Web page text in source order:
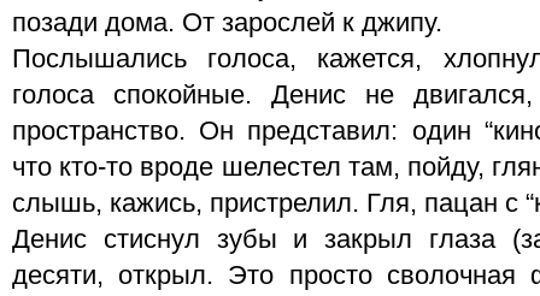
позади дома. От зарослей к джипу.
Послышались голоса, кажется,
голоса спокойные. Денис не
пространство. Он представил: один
что кто-то вроде шелестел там, пойду,
слышь, кажись, пристрелил. Гля, пацан с
Денис стиснул зубы и закрыл глаза
десяти, открыл. Это просто